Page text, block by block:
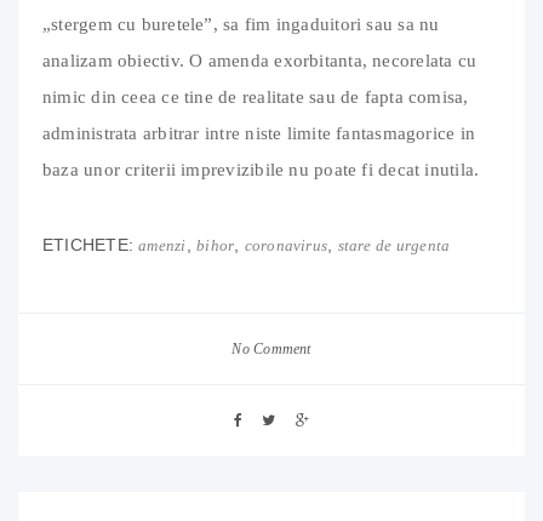
„stergem cu buretele”, sa fim ingaduitori sau sa nu
analizam obiectiv. O amenda exorbitanta, necorelata cu
nimic din ceea ce tine de realitate sau de fapta comisa,
administrata arbitrar intre niste limite fantasmagorice in
baza unor criterii imprevizibile nu poate fi decat inutila.
ETICHETE:amenzi ,bihor, coronavirus, stare de urgenta
No Comment